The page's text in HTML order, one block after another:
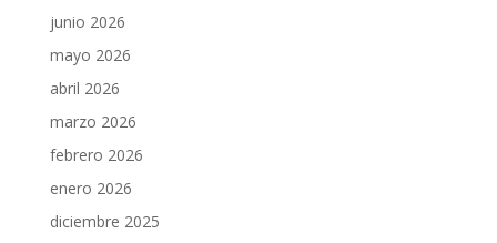
junio 2026
mayo 2026
abril 2026
marzo 2026
febrero 2026
enero 2026
diciembre 2025